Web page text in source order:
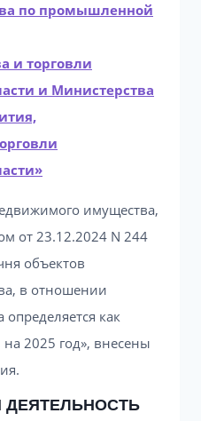
по промышленной
и торговли
и Министерства
имущества,
от 23.12.2024 N 244
объектов
в отношении
определяется как
на 2025 год», внесены
ДЕЯТЕЛЬНОСТЬ